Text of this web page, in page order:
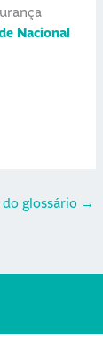
Nacional
glossário →